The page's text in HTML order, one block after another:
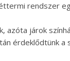
rendszer
azóta járok
érdeklődtünk a